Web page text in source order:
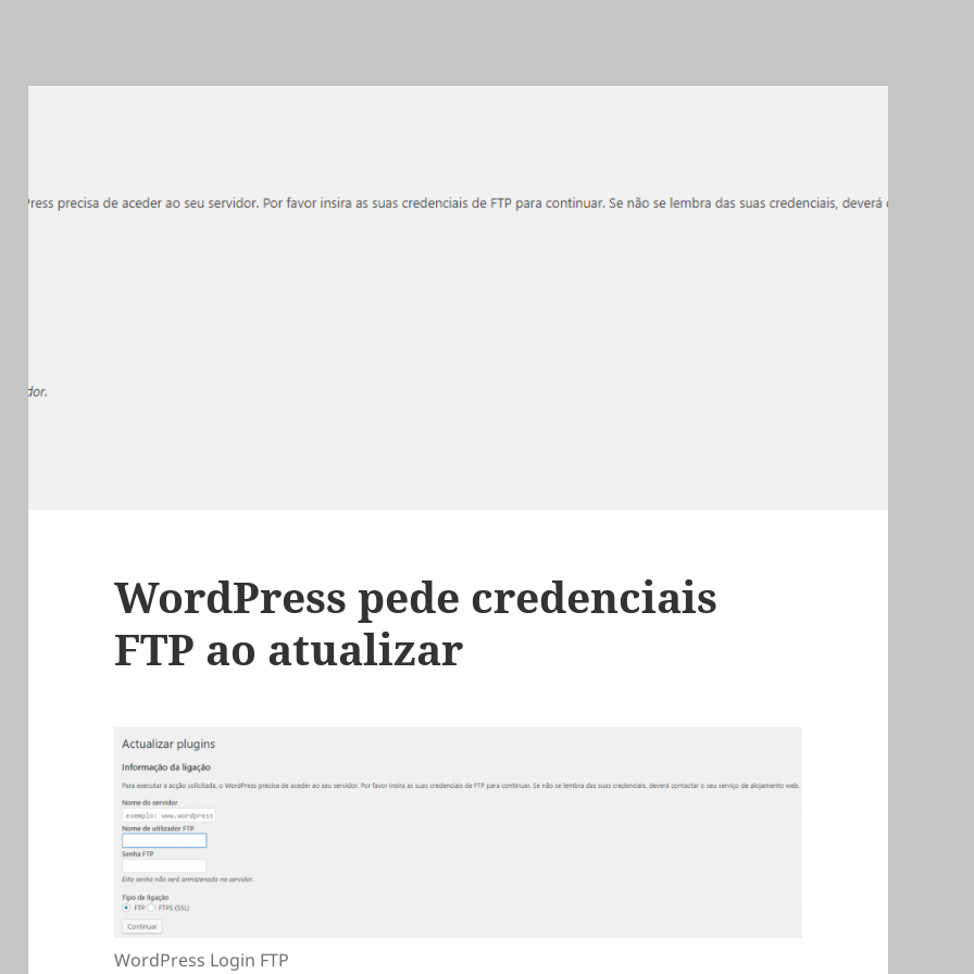
WordPress pede credenciais
FTP ao atualizar
WordPress Login FTP